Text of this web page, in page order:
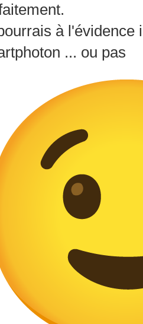
à l'évidence
... ou pas